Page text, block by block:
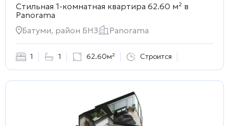
Стильная 1-комнатная квартира 62.60 м² в
Panorama
Батуми, район БНЗ
Panorama
1 1 62.60м² Строится